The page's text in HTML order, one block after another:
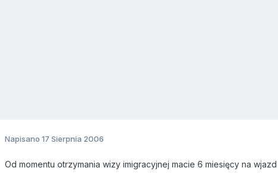
Napisano 17 Sierpnia 2006
Od momentu otrzymania wizy imigracyjnej macie 6 miesięcy na